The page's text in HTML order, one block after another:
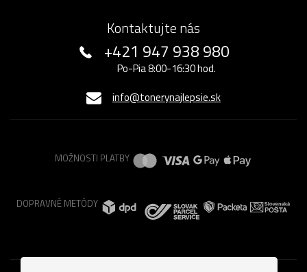
Kontaktujte nás
+421 947 938 980
Po-Pia 8:00-16:30 hod.
info@tonerynajlepsie.sk
MOŽNOSTI PLATBY
DOPRAVNÉ METÓDY